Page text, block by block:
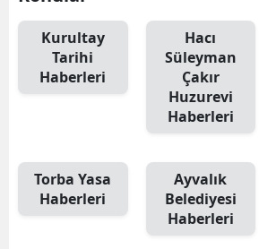
Kurultay
Tarihi
Haberleri
Hacı
Süleyman
Çakır
Huzurevi
Haberleri
Torba Yasa
Haberleri
Ayvalık
Belediyesi
Haberleri